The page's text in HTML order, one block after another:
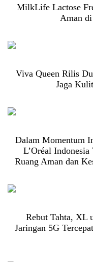
MilkLife Lactose
Aman
Viva Queen Rilis
Jaga
Dalam Momentum
L’Oréal
Ruang Aman dan
Rebut Tahta, XL
Jaringan 5G